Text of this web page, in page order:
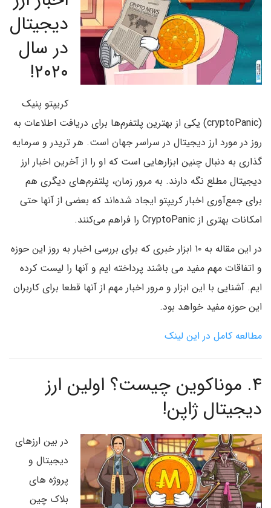
دیجیتال
در سال
۲۰۲۰!
کریپتو پنیک
(cryptoPanic) یکی از بهترین پلتفرم‌ها برای دریافت اطلاعات به
روز در مورد ارز دیجیتال در سراسر جهان است. هر تریدر و سرمایه
گذاری به دنبال چنین ابزار‌هایی است که او را از آخرین اخبار ارز
دیجیتال مطلع نگه دارند. به مرور زمان، پلتفرم‌های دیگری هم
برای جمع‌آوری اخبار کریپتو ایجاد شده‌اند که بعضی از آنها حتی
امکانات بهتری از CryptoPanic را فراهم می‌کنند.
در این مقاله به ۱۰ ابزار خبری که برای بررسی اخبار به روز این حوزه
و اتفاقات مهم مفید می باشند پرداخته ایم و آنها را لیست کرده
ایم. آشنایی با این ابزار و مرور اخبار مهم از آنها قطعا برای کاربران
این حوزه مفید خواهد بود.
مطالعه کامل در این لینک
۴. موناکوین چیست؟ اولین ارز
دیجیتال ژاپن!
در بین ارزهای
دیجیتال و
پروژه های
بلاک چین